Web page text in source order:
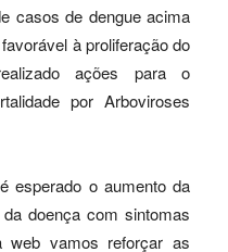
casos de dengue acima
à proliferação do
ações para o
por Arboviroses
esperado o aumento da
doença com sintomas
web vamos reforçar as